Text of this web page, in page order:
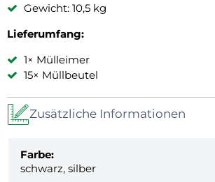
Gewicht: 10,5 kg
Lieferumfang:
1× Mülleimer
15× Müllbeutel
Zusätzliche Informationen
Farbe:
schwarz, silber